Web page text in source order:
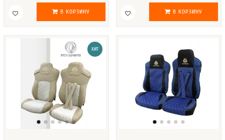
В КОРЗИНУ В КОРЗИНУ
ХИТ